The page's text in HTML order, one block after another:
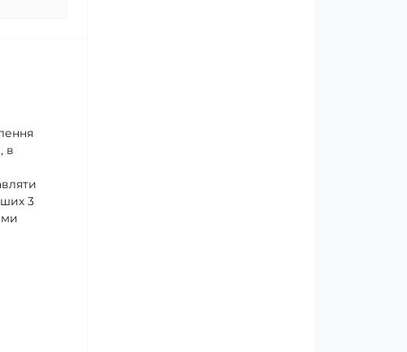
в
3
ми